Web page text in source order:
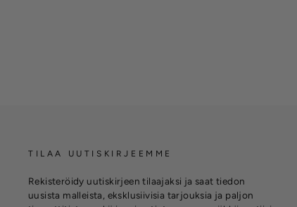
TILAA UUTISKIRJEEMME
Rekisteröidy uutiskirjeen tilaajaksi ja saat tiedon
uusista malleista, eksklusiivisia tarjouksia ja paljon